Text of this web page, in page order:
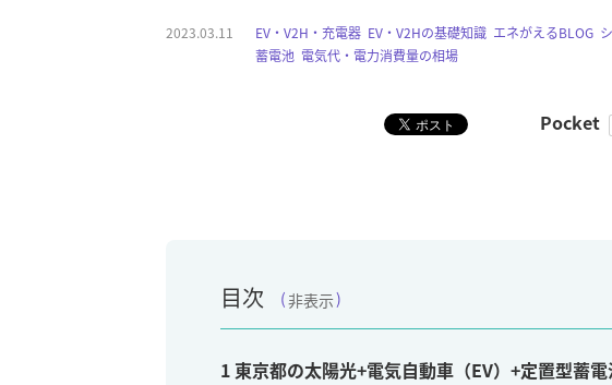
EV・V2H・充電器 EV・V2Hの基礎知識 エネがえるBLOG
蓄電池 電気代・電力消費量の相場
2023.03.11
Pocket
目次 非表示
1 東京都の太陽光+電気自動車（EV）+定置型蓄